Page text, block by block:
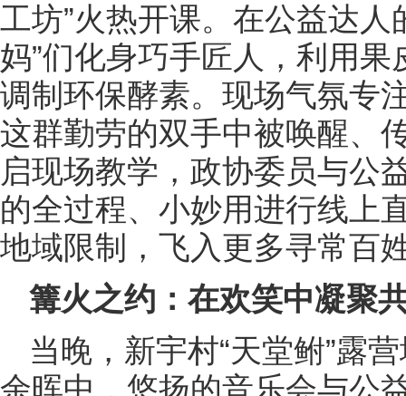
工坊”火热开课。在公益达
妈”们化身巧手匠人，利用
调制环保酵素。现场气氛专
这群勤劳的双手中被唤醒、
启现场教学，政协委员与公
的全过程、小妙用进行线上
地域限制，飞入更多寻常百
篝火之约：在欢笑中凝聚
当晚，新宇村“天堂鲋”露
余晖中，悠扬的音乐会与公